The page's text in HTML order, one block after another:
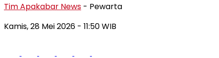
Tim Apakabar News - Pewarta
Kamis, 28 Mei 2026 - 11:50 WIB